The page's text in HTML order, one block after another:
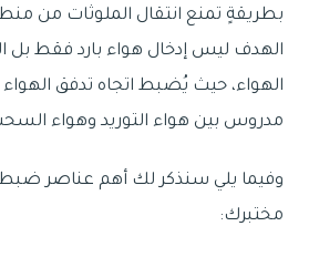
بطريقةٍ تمنع انتقال الملوثات من
الهدف ليس إدخال هواء بارد فقط بل
الهواء، حيث يُضبط اتجاه تدفق
مدروس بين هواء التوريد وهواء
وفيما يلي سنذكر لك أهم عناصر ضبط
مختبرك: